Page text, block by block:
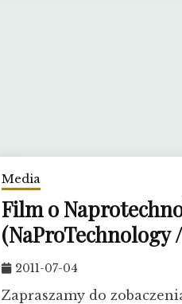
Media
Film o
(NaProTechnology
2011-07-04
Zapraszamy do